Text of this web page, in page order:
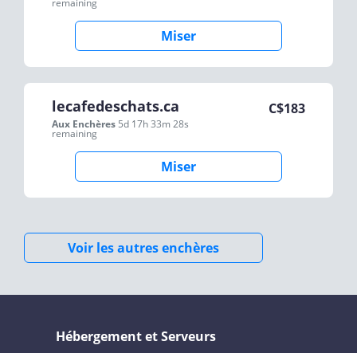
remaining
Miser
lecafedeschats.ca
Aux Enchères 5d 17h 33m 28s
remaining
C$183
Miser
Voir les autres enchères
Hébergement et Serveurs